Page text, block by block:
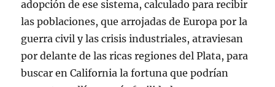
adopción de ese sistema, calculado para recibir
las poblaciones, que arrojadas de Europa por la
guerra civil y las crisis industriales, atraviesan
por delante de las ricas regiones del Plata, para
buscar en California la fortuna que podrían